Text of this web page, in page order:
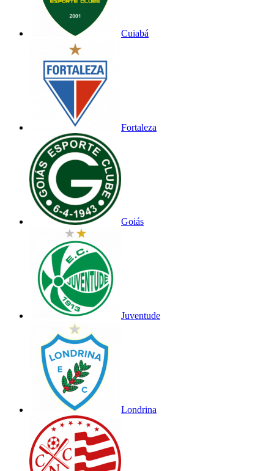
Cuiabá
Fortaleza
Goiás
Juventude
Londrina